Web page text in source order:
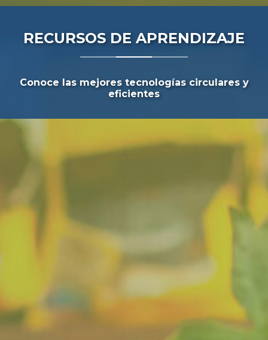
RECURSOS DE APRENDIZAJE
Conoce las mejores tecnologías circulares y
eficientes